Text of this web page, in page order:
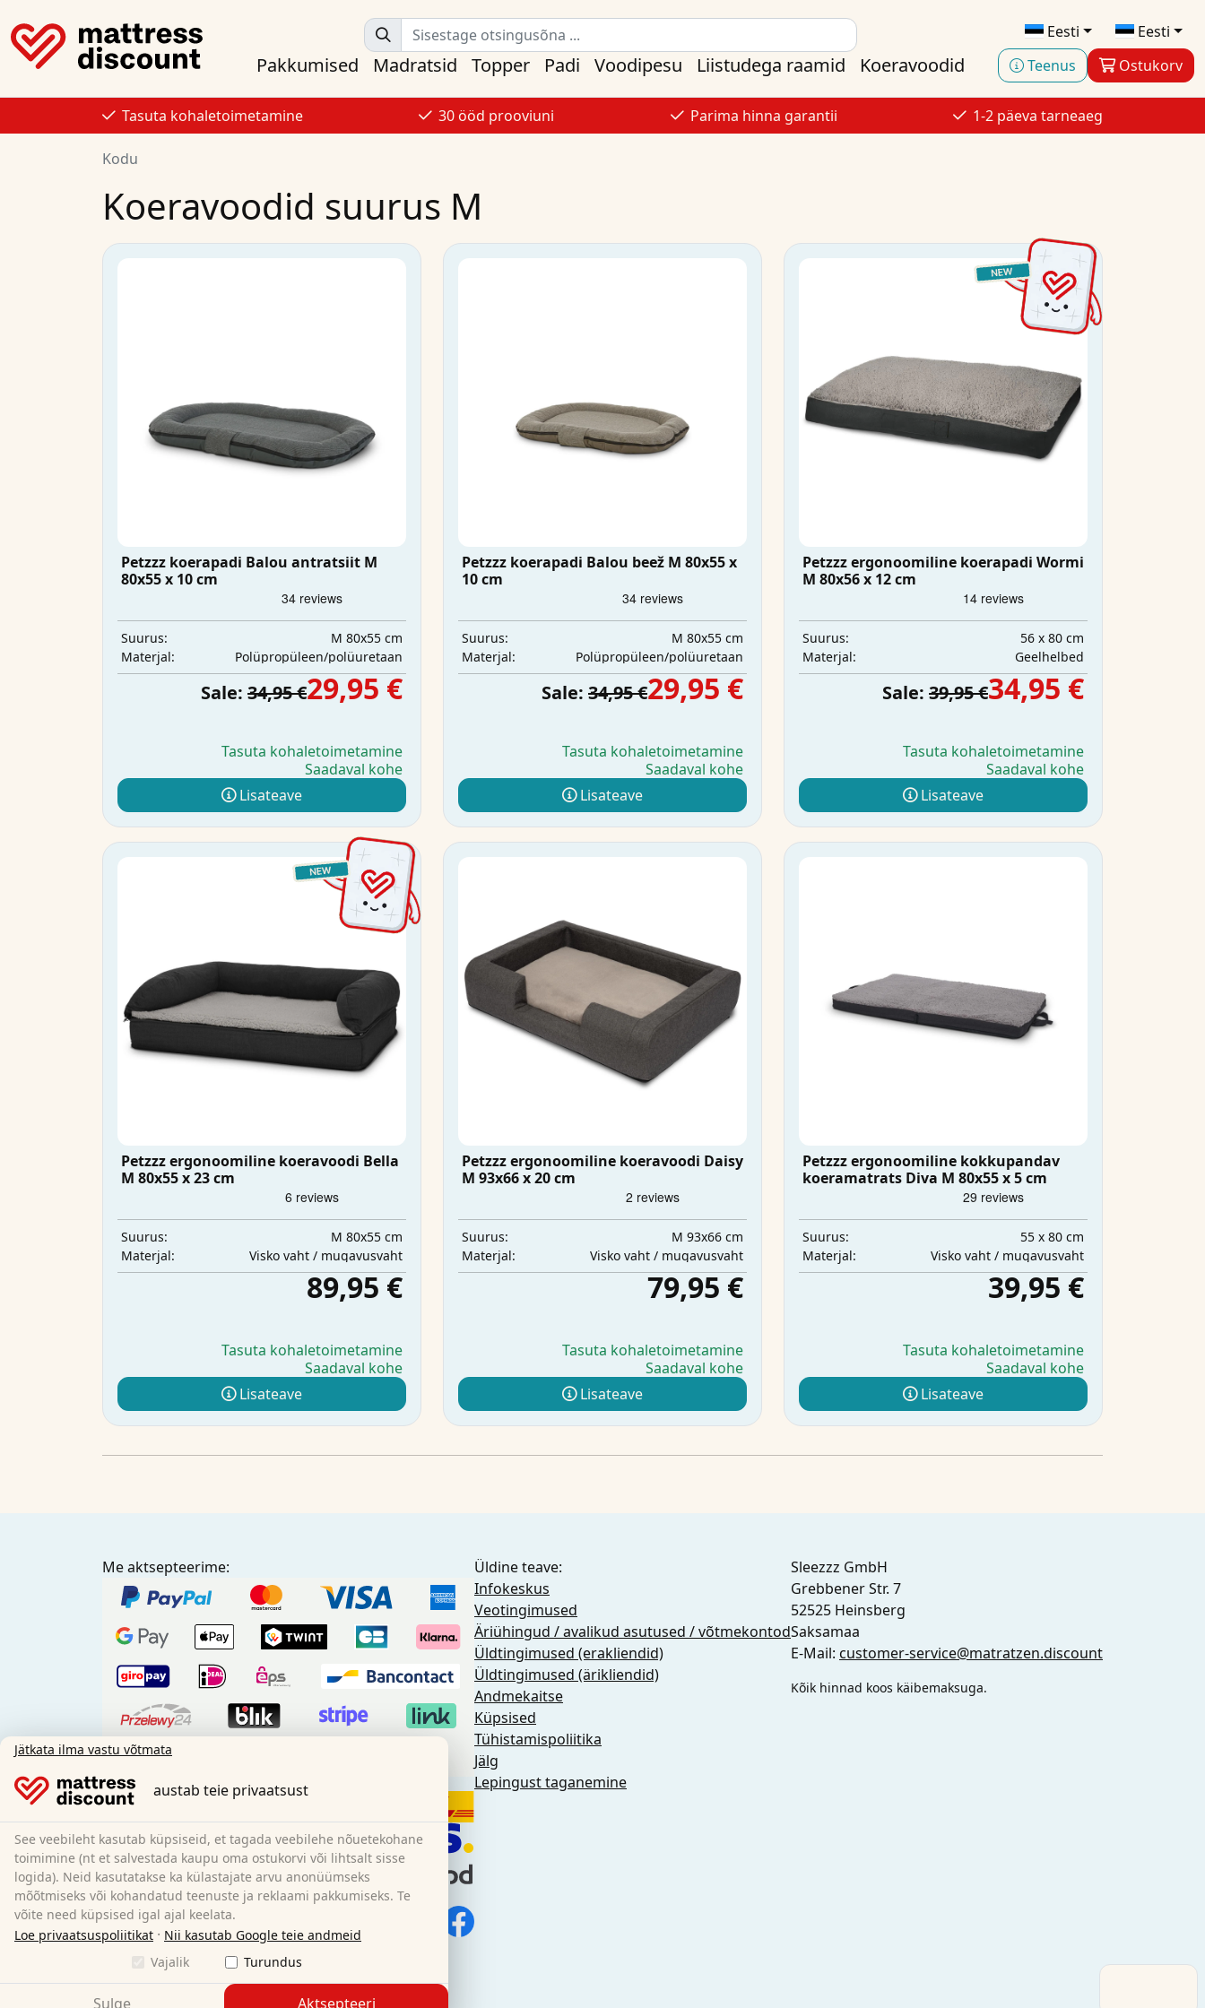
Eesti
Eesti
Teenus
Ostukorv
Pakkumised Madratsid Topper Padi Voodipesu Liistudega raamid Koeravoodid
Tasuta kohaletoimetamine 30 ööd prooviuni Parima hinna garantii 1-2 päeva tarneaeg
Kodu
Koeravoodid suurus M
Petzzz koerapadi Balou antratsiit M
80x55 x 10 cm
Suurus:
M 80x55 cm
Materjal:
Polüpropüleen/polüuretaan
Sale: 34,95 €29,95 €
Tasuta kohaletoimetamine
Saadaval kohe
Lisateave
Petzzz koerapadi Balou beež M 80x55 x
10 cm
Suurus:
M 80x55 cm
Materjal:
Polüpropüleen/polüuretaan
Sale: 34,95 €29,95 €
Tasuta kohaletoimetamine
Saadaval kohe
Lisateave
Petzzz ergonoomiline koerapadi Wormi
M 80x56 x 12 cm
Suurus:
56 x 80 cm
Materjal:
Geelhelbed
Sale: 39,95 €34,95 €
Tasuta kohaletoimetamine
Saadaval kohe
Lisateave
Petzzz ergonoomiline koeravoodi Bella
M 80x55 x 23 cm
Suurus:
M 80x55 cm
Materjal:
Visko vaht / mugavusvaht
89,95 €
Tasuta kohaletoimetamine
Saadaval kohe
Lisateave
Petzzz ergonoomiline koeravoodi Daisy
M 93x66 x 20 cm
Suurus:
M 93x66 cm
Materjal:
Visko vaht / mugavusvaht
79,95 €
Tasuta kohaletoimetamine
Saadaval kohe
Lisateave
Petzzz ergonoomiline kokkupandav
koeramatrats Diva M 80x55 x 5 cm
Suurus:
55 x 80 cm
Materjal:
Visko vaht / mugavusvaht
39,95 €
Tasuta kohaletoimetamine
Saadaval kohe
Lisateave
Me aktsepteerime:
Meie laevanduspartnerid:
Sotsiaalmeedia:
Üldine teave:
Infokeskus
Veotingimused
Äriühingud / avalikud asutused / võtmekontod
Üldtingimused (erakliendid)
Üldtingimused (ärikliendid)
Andmekaitse
Küpsised
Tühistamispoliitika
Jälg
Lepingust taganemine
Sleezzz GmbH
Grebbener Str. 7
52525 Heinsberg
Saksamaa
E-Mail: customer-service@matratzen.discount
Kõik hinnad koos käibemaksuga.
Jätkata ilma vastu võtmata
austab teie privaatsust
See veebileht kasutab küpsiseid, et tagada veebilehe nõuetekohane
toimimine (nt et salvestada kaupu oma ostukorvi või lihtsalt sisse
logida). Neid kasutatakse ka külastajate arvu anonüümseks
mõõtmiseks või kohandatud teenuste ja reklaami pakkumiseks. Te
võite need küpsised igal ajal keelata.
Loe privaatsuspoliitikat · Nii kasutab Google teie andmeid
Vajalik
Turundus
Sulge Aktsepteeri